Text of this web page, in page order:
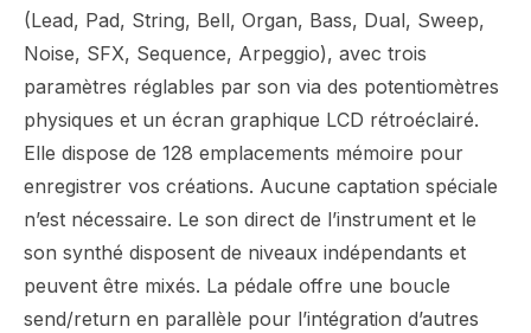
(Lead, Pad, String, Bell, Organ, Bass, Dual, Sweep,
Noise, SFX, Sequence, Arpeggio), avec trois
paramètres réglables par son via des potentiomètres
physiques et un écran graphique LCD rétroéclairé.
Elle dispose de 128 emplacements mémoire pour
enregistrer vos créations. Aucune captation spéciale
n’est nécessaire. Le son direct de l’instrument et le
son synthé disposent de niveaux indépendants et
peuvent être mixés. La pédale offre une boucle
send/return en parallèle pour l’intégration d’autres